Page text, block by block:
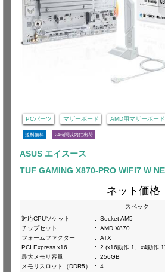
PCパーツ マザーボード AMD用マザーボード
送料無料 24時間以内に出荷
ASUS エイスース
TUF GAMING X870-PRO WIFI7 W
ネット価格
スペック
対応CPUソケット
:
Socket AM5
チップセット
:
AMD X870
フォームファクター
:
ATX
PCI Express x16
:
2 (x16動作 1、x4動作
最大メモリ容量
:
256GB
メモリスロット（DDR5）
:
4